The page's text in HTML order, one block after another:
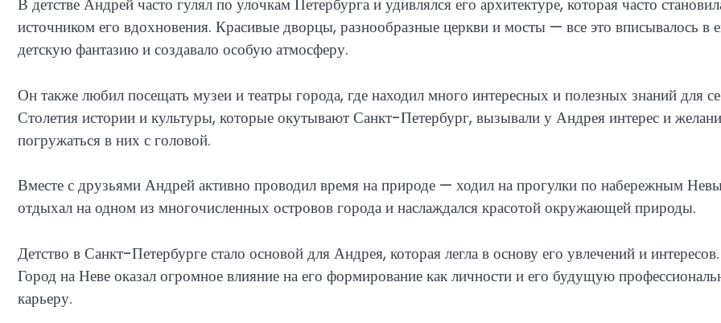
В детстве Андрей часто гулял по улочкам Петербурга и удивлялся его архитектуре, которая часто
источником его вдохновения. Красивые дворцы, разнообразные церкви и мосты — все это вписывалось в
детскую фантазию и создавало особую атмосферу.
Он также любил посещать музеи и театры города, где находил много интересных и полезных знаний для
Столетия истории и культуры, которые окутывают Санкт-Петербург, вызывали у Андрея интерес и
погружаться в них с головой.
Вместе с друзьями Андрей активно проводил время на природе — ходил на прогулки по набережным
отдыхал на одном из многочисленных островов города и наслаждался красотой окружающей природы.
Детство в Санкт-Петербурге стало основой для Андрея, которая легла в основу его увлечений и интересов.
Город на Неве оказал огромное влияние на его формирование как личности и его будущую
карьеру.